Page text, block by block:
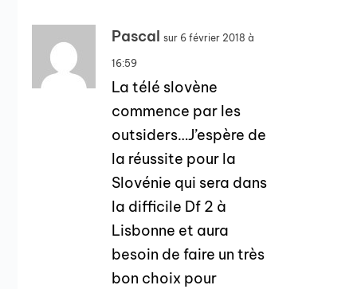
Pascal sur 6 février 2018 à
16:59
La télé slovène
commence par les
outsiders…J’espère de
la réussite pour la
Slovénie qui sera dans
la difficile Df 2 à
Lisbonne et aura
besoin de faire un très
bon choix pour